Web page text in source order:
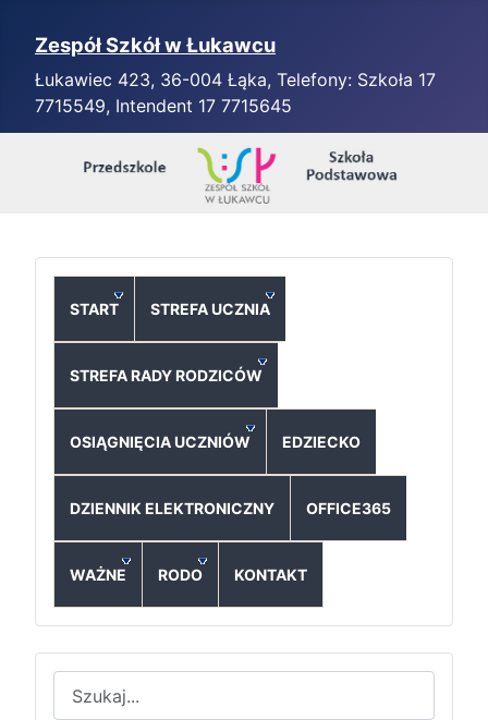
Zespół Szkół w Łukawcu
Łukawiec 423, 36-004 Łąka, Telefony: Szkoła 17
7715549, Intendent 17 7715645
START STREFA UCZNIA
STREFA RADY RODZICÓW
OSIĄGNIĘCIA UCZNIÓW EDZIECKO
DZIENNIK ELEKTRONICZNY OFFICE365
WAŻNE RODO KONTAKT